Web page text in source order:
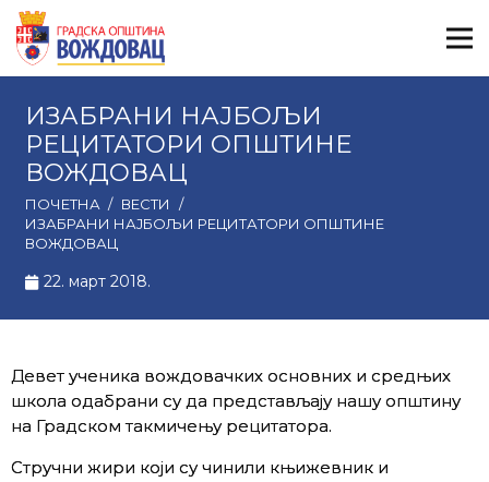
ИЗАБРАНИ НАЈБОЉИ
РЕЦИТАТОРИ ОПШТИНЕ
ВОЖДОВАЦ
ПОЧЕТНА / ВЕСТИ
/
ИЗАБРАНИ НАЈБОЉИ РЕЦИТАТОРИ ОПШТИНЕ
ВОЖДОВАЦ
22. март 2018.
Девет ученика вождовачких основних и средњих
школа одабрани су да представљају нашу општину
на Градском такмичењу рецитатора.
Стручни жири који су чинили књижевник и